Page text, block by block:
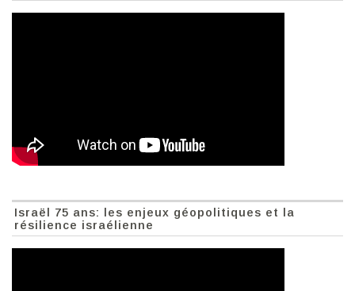
Israël 75 ans: les enjeux géopolitiques et la
résilience israélienne